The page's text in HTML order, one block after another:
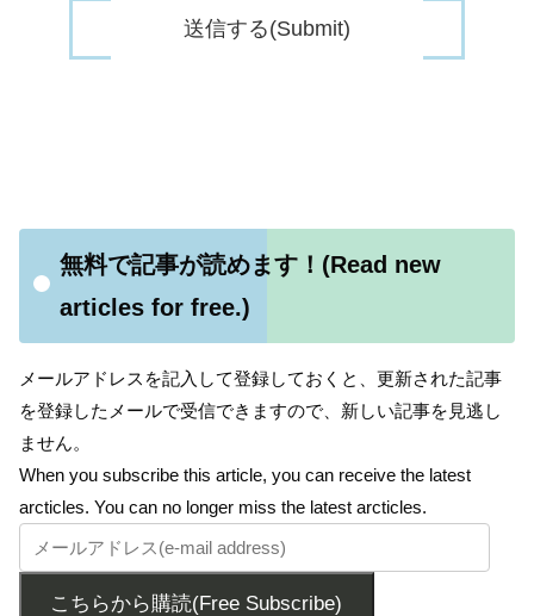
無料で記事が読めます！(Read new
articles for free.)
メールアドレスを記入して登録しておくと、更新された記事
を登録したメールで受信できますので、新しい記事を見逃し
ません。
When you subscribe this article, you can receive the latest
arcticles. You can no longer miss the latest arcticles.
こちらから購読(Free Subscribe)